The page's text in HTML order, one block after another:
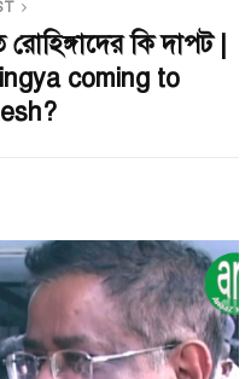
কি দাপট |
coming to